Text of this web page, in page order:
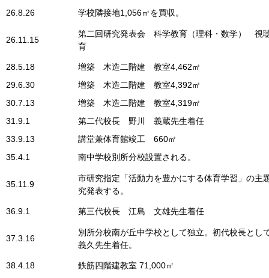
26.8.26
学校隣接地1,056㎡を買収。
26.11.15
第二回研究発表会 科学教育（理科・数学） 視
育
28.5.18
増築 木造二階建 教室4,462㎡
29.6.30
増築 木造二階建 教室4,392㎡
30.7.13
増築 木造二階建 教室4,319㎡
31.9.1
第二代校長 野川 義蔵先生着任
33.9.13
講堂兼体育館竣工 660㎡
35.4.1
南中学校別所分校設置される。
35.11.9
市研究指定「活動力を豊かにする体育学習」の主
究発表する。
36.9.1 第三代校長 江島 文雄先生着任
37.3.16
別所分校南が丘中学校として独立。初代校長とし
義久先生着任。
38.4.18
鉄筋四階建教室 71,000㎡